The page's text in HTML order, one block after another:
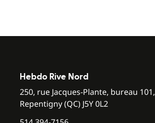
Hebdo Rive Nord
250, rue Jacques-Plante, bureau 101,
Repentigny (QC) J5Y 0L2